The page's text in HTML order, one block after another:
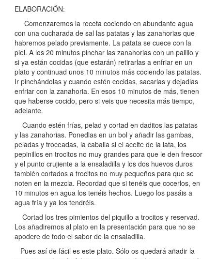
ELABORACIÓN:
Comenzaremos la receta cociendo en abundante agua
con una cucharada de sal las patatas y las zanahorias que
habremos pelado previamente. La patata se cuece con la
piel. A los 20 minutos pinchar las zanahorias con un palillo y
si ya están cocidas (que estarán) retirarlas a enfriar en un
plato y continuad unos 10 minutos más cociendo las patatas.
Ir pinchándolas y cuando estén cocidas, sacarlas y dejadlas
enfriar con la zanahoria. En esos 10 minutos de más, tienen
que haberse cocido, pero si veis que necesita más tiempo,
adelante.
Cuando estén frías, pelad y cortad en daditos las patatas
y las zanahorias. Ponedlas en un bol y añadir las gambas,
peladas y troceadas, la caballa si el aceite de la lata, los
pepinillos en trocitos no muy grandes para que le den frescor
y el punto crujiente a la ensaladilla y los dos huevos duros
también cortados a trocitos no muy pequeños para que se
noten en la mezcla. Recordad que si tenéis que cocerlos, en
10 minutos en agua los tenéis hechos. Luego los pasáis a
agua fría y ya los tendréis.
Cortad los tres pimientos del piquillo a trocitos y reservad.
Los añadiremos al plato en la presentación para que no se
apodere de todo el sabor de la ensaladilla.
Pues así de fácil es este plato. Sólo os quedará añadir la